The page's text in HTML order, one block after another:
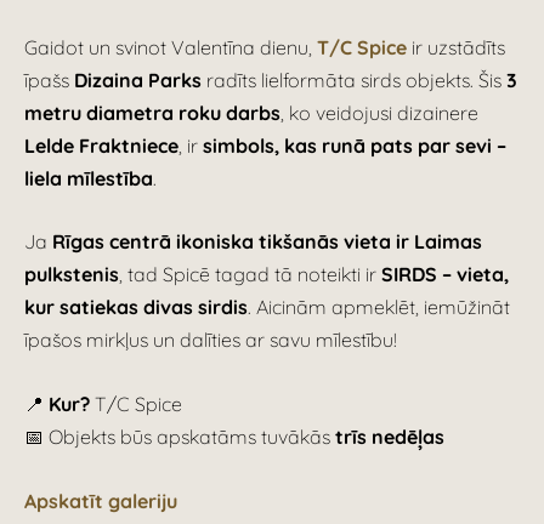
Gaidot un svinot Valentīna dienu, T/C Spice ir uzstādīts
īpašs Dizaina Parks radīts lielformāta sirds objekts. Šis 3
metru diametra roku darbs , ko veidojusi dizainere
Lelde Fraktniece , ir simbols, kas runā pats par sevi –
liela mīlestība.
Ja Rīgas centrā ikoniska tikšanās vieta ir Laimas
pulkstenis, tad Spicē tagad tā noteikti ir SIRDS – vieta,
kur satiekas divas sirdis. Aicinām apmeklēt, iemūžināt
īpašos mirkļus un dalīties ar savu mīlestību!
📍 Kur? T/C Spice
📅 Objekts būs apskatāms tuvākās trīs nedēļas
Apskatīt galeriju